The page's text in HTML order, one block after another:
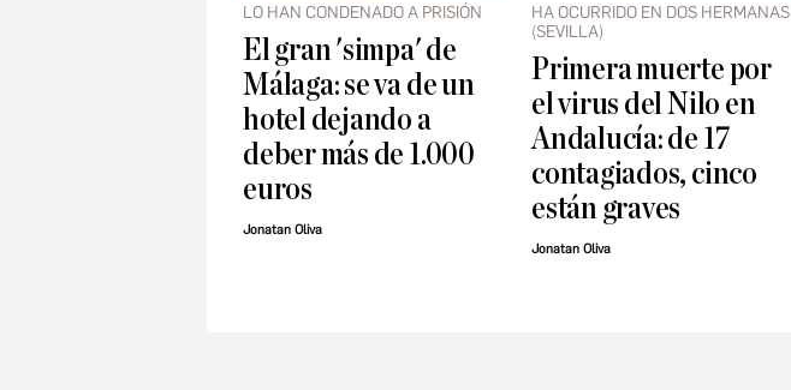
LO HAN CONDENADO A PRISIÓN
El gran 'simpa' de
Málaga: se va de un
hotel dejando a
deber más de 1.000
euros
Jonatan Oliva
HA OCURRIDO EN DOS HERMANAS
(SEVILLA)
Primera muerte por
el virus del Nilo en
Andalucía: de 17
contagiados, cinco
están graves
Jonatan Oliva